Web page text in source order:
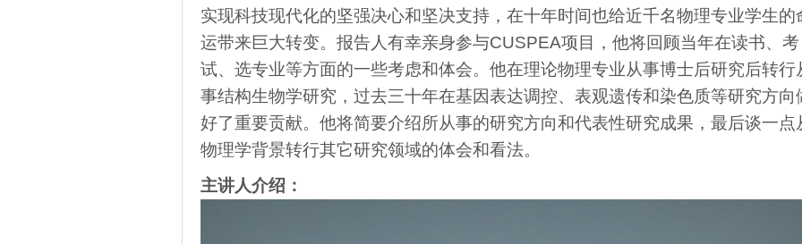
实现科技现代化的坚强决心和坚决支持，在十年时间也给近千名物理专业学生的
运带来巨大转变。报告人有幸亲身参与CUSPEA项目，他将回顾当年在读书、考
试、选专业等方面的一些考虑和体会。他在理论物理专业从事博士后研究后转行
事结构生物学研究，过去三十年在基因表达调控、表观遗传和染色质等研究方向
好了重要贡献。他将简要介绍所从事的研究方向和代表性研究成果，最后谈一点
物理学背景转行其它研究领域的体会和看法。
主讲人介绍：